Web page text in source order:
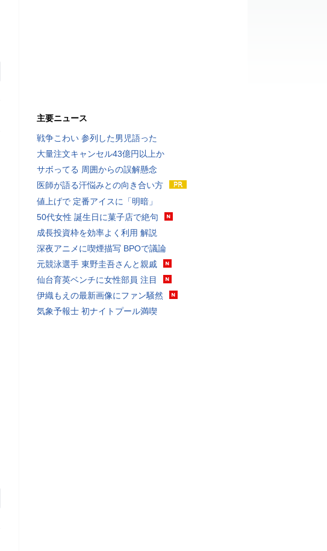
主要ニュース
戦争こわい 参列した男児語った
大量注文キャンセル43億円以上か
サボってる 周囲からの誤解懸念
医師が語る汗悩みとの向き合い方
値上げで 定番アイスに「明暗」
50代女性 誕生日に菓子店で絶句
成長投資枠を効率よく利用 解説
深夜アニメに喫煙描写 BPOで議論
元競泳選手 東野圭吾さんと親戚
仙台育英ベンチに女性部員 注目
伊織もえの最新画像にファン騒然
気象予報士 初ナイトプール満喫